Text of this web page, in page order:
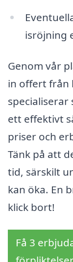
isröjning
Genom vår
in offert från
ett effektivt
priser och
Tänk på att
tid, särskilt
kan öka. En
klick bort!
Få 3